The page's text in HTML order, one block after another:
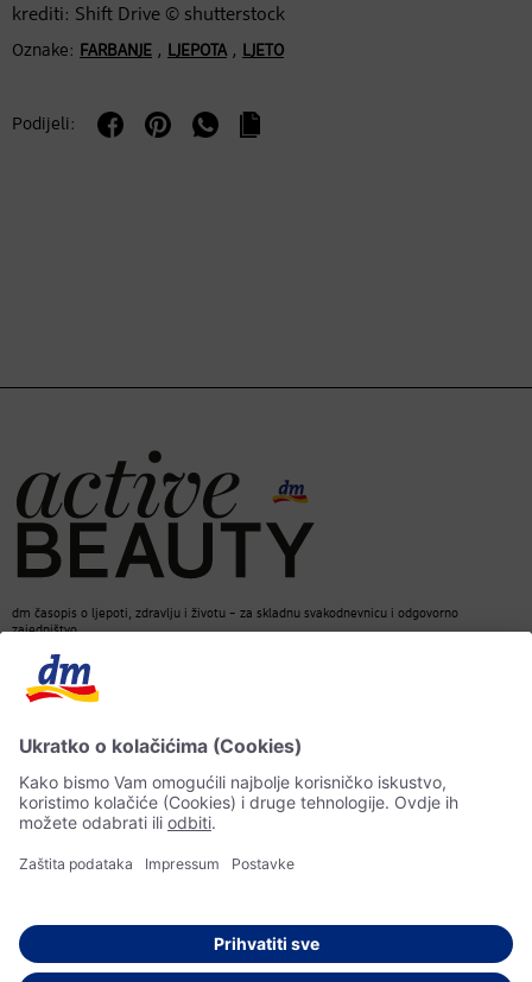
krediti: Shift Drive © shutterstock
Oznake: FARBANJE , LJEPOTA, LJETO
Podijeli:
dm časopis o ljepoti, zdravlju i životu – za skladnu svakodnevnicu i odgovorno
zajedništvo.
© 2026 dm-drogerie markt d.o.o.